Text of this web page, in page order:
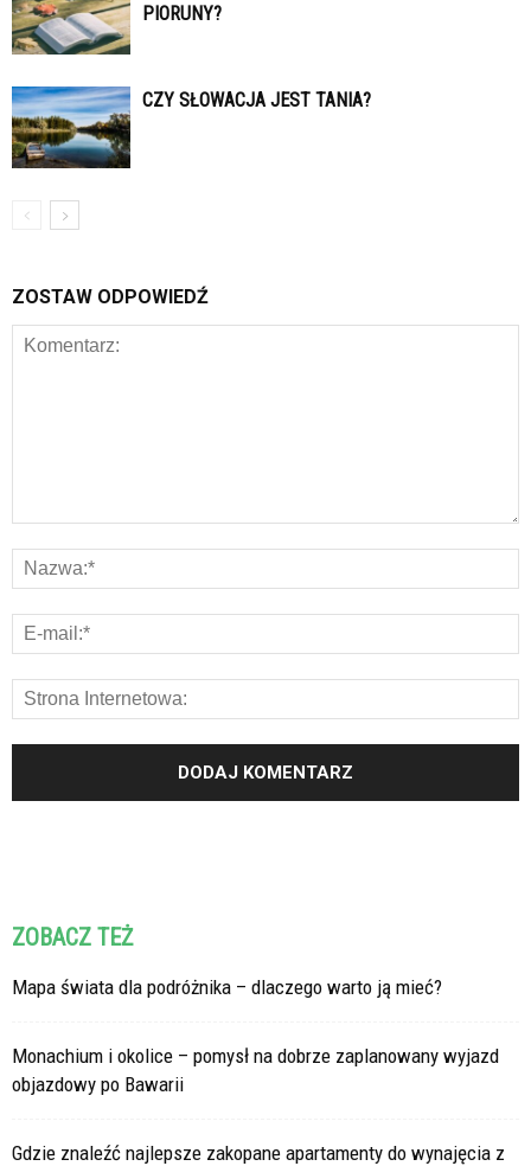
PIORUNY?
CZY SŁOWACJA JEST TANIA?
ZOSTAW ODPOWIEDŹ
ZOBACZ TEŻ
Mapa świata dla podróżnika – dlaczego warto ją mieć?
Monachium i okolice – pomysł na dobrze zaplanowany wyjazd
objazdowy po Bawarii
Gdzie znaleźć najlepsze zakopane apartamenty do wynajęcia z